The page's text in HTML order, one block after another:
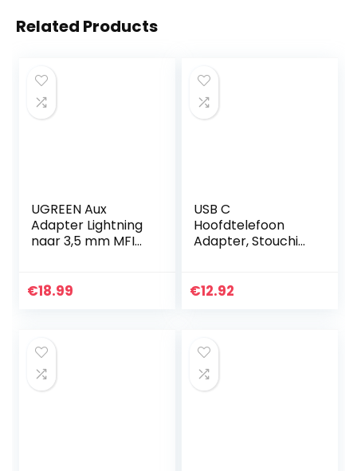
Related Products
UGREEN Aux
Adapter Lightning
naar 3,5 mm MFI
Kabel Compatibel
€18.99
USB C
Hoofdtelefoon
Adapter, Stouchi
Type C naar
€12.92